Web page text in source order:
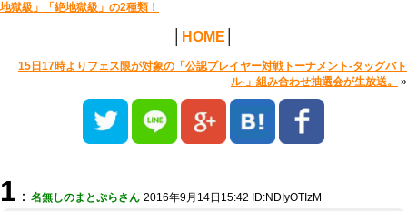
地獄級」「絶地獄級」の2種類！
HOME
15日17時よりフェス限が対象の「公認プレイヤー対戦トーナメント-タッグバト
ル-」組み合わせ抽選会が生放送。
»
1 ： 名無しのまとぷらさん 2016年9月14日15:42 ID:NDIyOTIzM